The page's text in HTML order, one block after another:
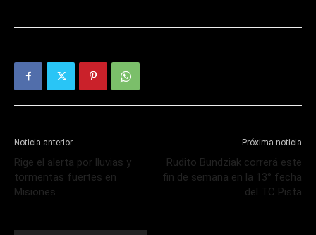
Noticia anterior
Rige el alerta por lluvias y
tormentas fuertes en
Misiones
Próxima noticia
Rudito Bundziak correrá este
fin de semana en la 13° fecha
del TC Pista